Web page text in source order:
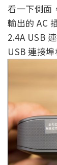
看一下側面
輸出的 AC
2.4A USB
USB 連接